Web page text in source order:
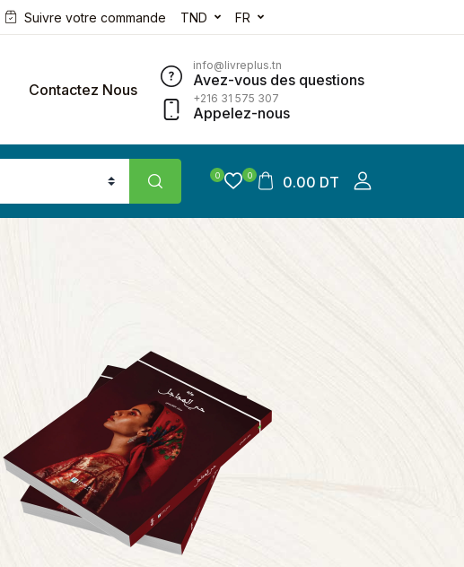
Suivre votre commande TND FR
Contactez Nous
info@livreplus.tn
Avez-vous des questions
+216 31 575 307
Appelez-nous
0 0 0.00 DT